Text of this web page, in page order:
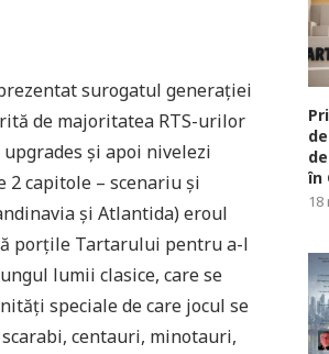
surogatul generației
de majoritatea RTS-urilor
și apoi nivelezi
2 capitole – scenariu și
și Atlantida) eroul
porțile Tartarului pentru a-l
lumii clasice, care se
speciale de care jocul se
centauri, minotauri,
în
18